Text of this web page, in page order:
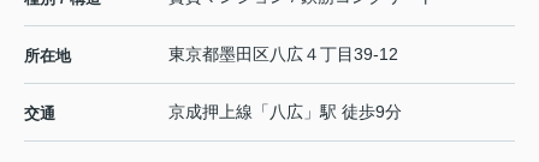
所在地 東京都墨田区八広４丁目39-12
交通 京成押上線 「 八広 」駅 徒歩9分